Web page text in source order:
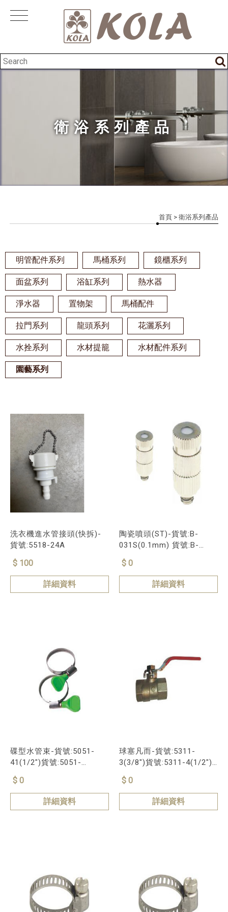
衛浴系列產品
首頁 > 衛浴系列產品
明管配件系列 馬桶系列 鏡櫃系列
面盆系列 浴缸系列 熱水器
淨水器 置物架 馬桶配件
拉門系列 龍頭系列 花灑系列
水拴系列 水材提籠 水材配件系列
園藝系列
洗衣機進水管接頭(快拆)-
貨號:5518-24A
$ 100
詳細資料
陶瓷噴頭(ST)-貨號:B-
031S(0.1mm) 貨號:B-
0315S(0.15mm) 貨號:B-
$ 0
詳細資料
碟型水管束-貨號:5051-
41(1/2")貨號:5051-
51(5/8")貨號:5051-61(3
$ 0
詳細資料
球塞凡而-貨號:5311-
3(3/8")貨號:5311-4(1/2")
貨號:5311-6(3/4")
$ 0
詳細資料